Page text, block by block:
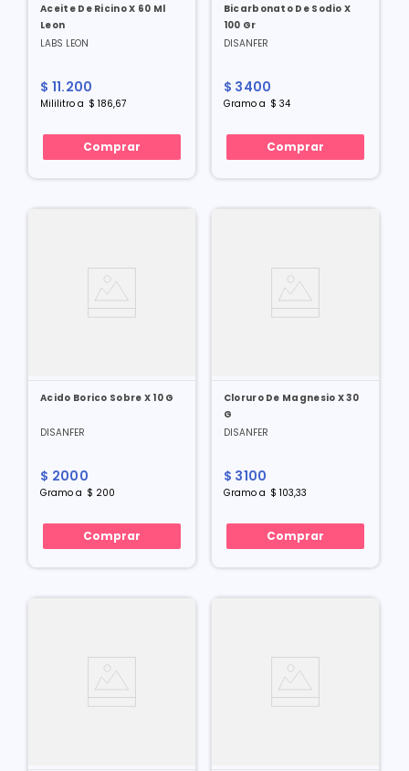
Aceite De Ricino X 60 Ml
Leon
LABS LEON
$ 11.200
Mililitro a $ 186,67
Comprar
Bicarbonato De Sodio X
100 Gr
DISANFER
$ 3400
Gramoa $ 34
Comprar
Acido Borico Sobre X 10 G
DISANFER
$ 2000
Gramo a $ 200
Comprar
Cloruro De Magnesio X 30
G
DISANFER
$ 3100
Gramoa $ 103,33
Comprar